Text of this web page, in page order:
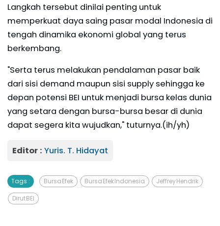
Langkah tersebut dinilai penting untuk
memperkuat daya saing pasar modal Indonesia di
tengah dinamika ekonomi global yang terus
berkembang.
"Serta terus melakukan pendalaman pasar baik
dari sisi demand maupun sisi supply sehingga ke
depan potensi BEI untuk menjadi bursa kelas dunia
yang setara dengan bursa-bursa besar di dunia
dapat segera kita wujudkan," tuturnya.(ih/yh)
Editor : Yuris. T. Hidayat
Tags : Bursa Efek Bursa Efek Indonesia Jeffrey Hendrik
Dirut BEI